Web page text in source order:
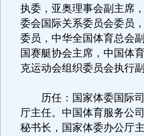
执委，亚奥理事会副主席
委会国际关系委员会委员
委员，中华全国体育总会
国赛艇协会主席，中国体
克运动会组织委员会执行副
历任：国家体委国际司
厅主任。中国体育服务公
秘书长，国家体委办公厅